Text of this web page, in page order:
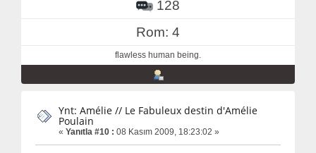
128
Rom: 4
flawless human being.
Ynt: Amélie // Le Fabuleux destin d'Amélie
Poulain
« Yanıtla #10 : 08 Kasım 2009, 18:23:02 »